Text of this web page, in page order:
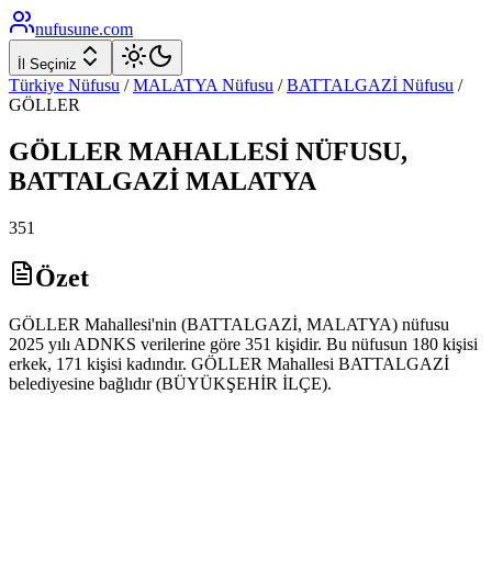
nufusune.com
İl Seçiniz
Türkiye Nüfusu / MALATYA Nüfusu / BATTALGAZİ Nüfusu /
GÖLLER
GÖLLER MAHALLESİ NÜFUSU,
BATTALGAZİ MALATYA
351
Özet
GÖLLER Mahallesi'nin (BATTALGAZİ, MALATYA) nüfusu
2025 yılı ADNKS verilerine göre 351 kişidir. Bu nüfusun 180 kişisi
erkek, 171 kişisi kadındır. GÖLLER Mahallesi BATTALGAZİ
belediyesine bağlıdır (BÜYÜKŞEHİR İLÇE).